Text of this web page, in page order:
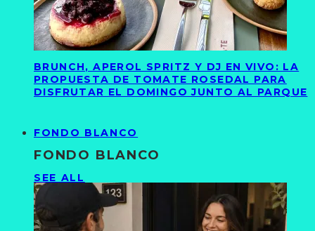
BRUNCH, APEROL SPRITZ Y DJ EN VIVO: LA
PROPUESTA DE TOMATE ROSEDAL PARA
DISFRUTAR EL DOMINGO JUNTO AL PARQUE
FONDO BLANCO
FONDO BLANCO
SEE ALL